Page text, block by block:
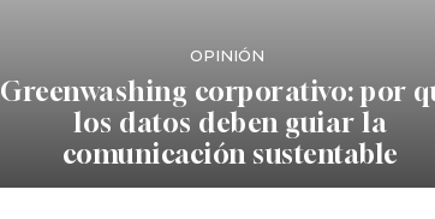
OPINIÓN
Greenwashing corporativo: por
los datos deben guiar la
comunicación sustentable